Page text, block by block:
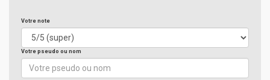
Votre note
Votre pseudo ou nom